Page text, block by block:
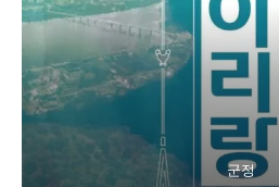
군정